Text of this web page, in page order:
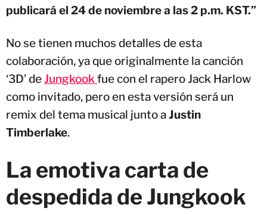
publicará el 24 de noviembre a las 2 p.m. KST.”
No se tienen muchos detalles de esta
colaboración, ya que originalmente la canción
‘3D’ deJungkookfue con el rapero Jack Harlow
como invitado, pero en esta versión será un
remix del tema musical junto aJustin
Timberlake.
La emotiva carta de
despedida de Jungkook